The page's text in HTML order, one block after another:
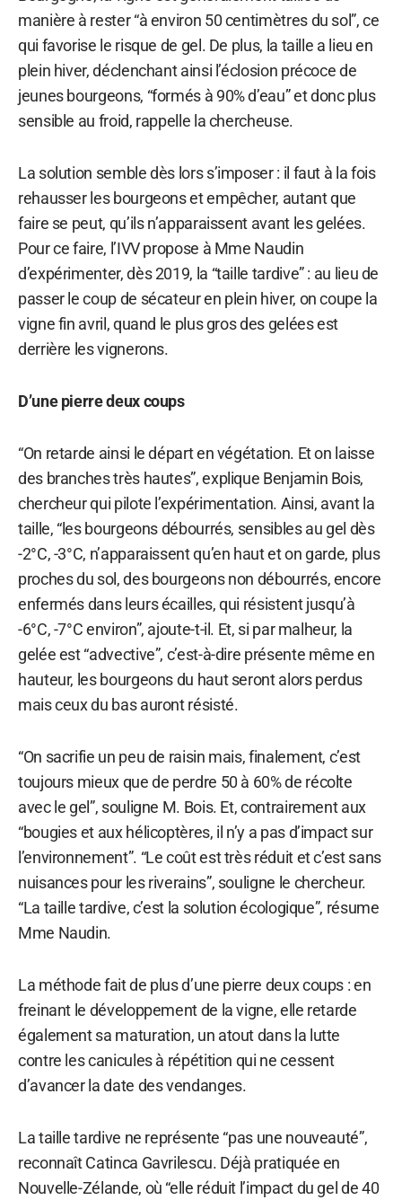
manière à rester “à environ 50 centimètres du sol”, ce
qui favorise le risque de gel. De plus, la taille a lieu en
plein hiver, déclenchant ainsi l’éclosion précoce de
jeunes bourgeons, “formés à 90% d’eau” et donc plus
sensible au froid, rappelle la chercheuse.
La solution semble dès lors s’imposer : il faut à la fois
rehausser les bourgeons et empêcher, autant que
faire se peut, qu’ils n’apparaissent avant les gelées.
Pour ce faire, l’IVV propose à Mme Naudin
d’expérimenter, dès 2019, la “taille tardive” : au lieu de
passer le coup de sécateur en plein hiver, on coupe la
vigne fin avril, quand le plus gros des gelées est
derrière les vignerons.
D’une pierre deux coups
“On retarde ainsi le départ en végétation. Et on laisse
des branches très hautes”, explique Benjamin Bois,
chercheur qui pilote l’expérimentation. Ainsi, avant la
taille, “les bourgeons débourrés, sensibles au gel dès
-2°C, -3°C, n’apparaissent qu’en haut et on garde, plus
proches du sol, des bourgeons non débourrés, encore
enfermés dans leurs écailles, qui résistent jusqu’à
-6°C, -7°C environ”, ajoute-t-il. Et, si par malheur, la
gelée est “advective”, c’est-à-dire présente même en
hauteur, les bourgeons du haut seront alors perdus
mais ceux du bas auront résisté.
“On sacrifie un peu de raisin mais, finalement, c’est
toujours mieux que de perdre 50 à 60% de récolte
avec le gel”, souligne M. Bois. Et, contrairement aux
“bougies et aux hélicoptères, il n’y a pas d’impact sur
l’environnement”. “Le coût est très réduit et c’est sans
nuisances pour les riverains”, souligne le chercheur.
“La taille tardive, c’est la solution écologique”, résume
Mme Naudin.
La méthode fait de plus d’une pierre deux coups : en
freinant le développement de la vigne, elle retarde
également sa maturation, un atout dans la lutte
contre les canicules à répétition qui ne cessent
d’avancer la date des vendanges.
La taille tardive ne représente “pas une nouveauté”,
reconnaît Catinca Gavrilescu. Déjà pratiquée en
Nouvelle-Zélande, où “elle réduit l’impact du gel de 40